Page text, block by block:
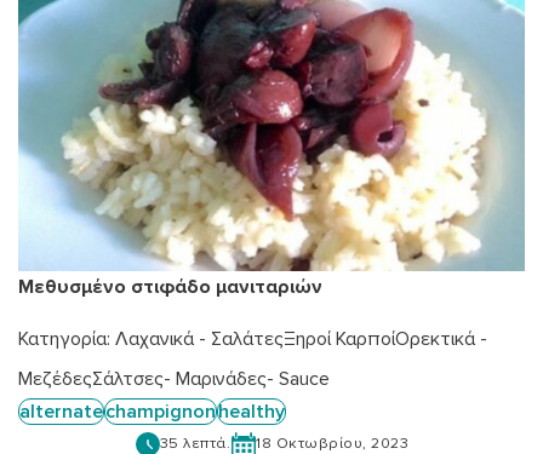
Μεθυσμένο στιφάδο μανιταριών
Κατηγορία: Λαχανικά - ΣαλάτεςΞηροί ΚαρποίΟρεκτικά -
ΜεζέδεςΣάλτσες- Μαρινάδες- Sauce
alternatechampignonhealthy
35 λεπτά. 18 Οκτωβρίου, 2023